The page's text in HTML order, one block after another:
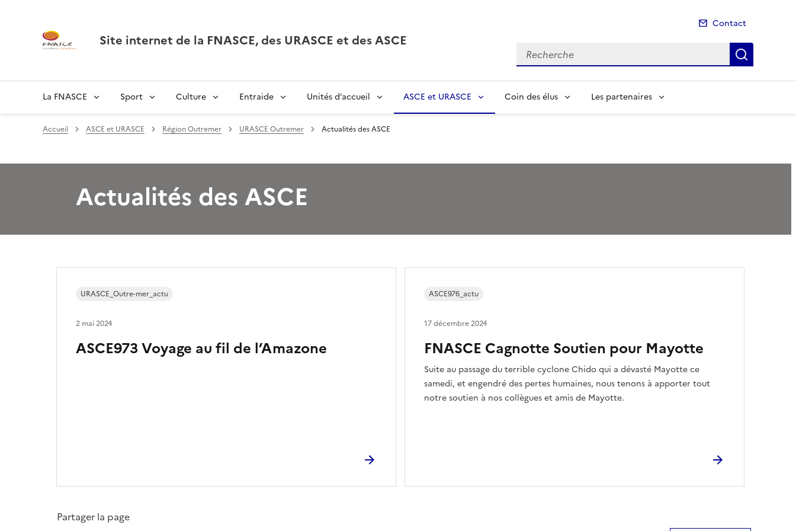
Site internet de la FNASCE, des URASCE et des ASCE
Contact
Recherche
La FNASCE Sport Culture Entraide Unités d’accueil ASCE et URASCE Coin des élus Les partenaires
Accueil ASCE et URASCE Région Outremer URASCE Outremer Actualités des ASCE
Actualités des ASCE
ASCE973 Voyage au fil de l’Amazone
URASCE_Outre-mer_actu
2 mai 2024
FNASCE Cagnotte Soutien pour Mayotte
Suite au passage du terrible cyclone Chido qui a dévasté Mayotte ce
samedi, et engendré des pertes humaines, nous tenons à apporter tout
notre soutien à nos collègues et amis de Mayotte.
ASCE976_actu
17 décembre 2024
Partager la page